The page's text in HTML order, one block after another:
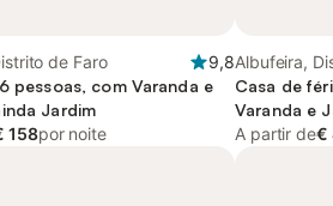
de Faro
9,8
pessoas, com Varanda e
Jardim
158por noite
Albufeira,
Casa de
Varanda e
infantil
A partir de€